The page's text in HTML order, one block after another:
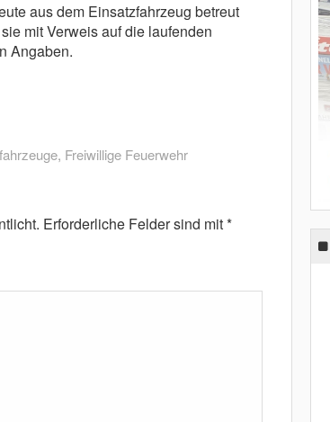
aus dem Einsatzfahrzeug betreut
mit Verweis auf die laufenden
Angaben.
, Freiwillige Feuerwehr
Erforderliche Felder sind mit*